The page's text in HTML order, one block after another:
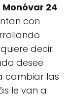
24
con
decir
desee
cambiar las
le van a